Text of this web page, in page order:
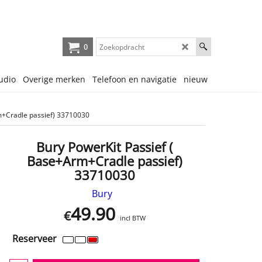
0
Overige merken Telefoon en navigatie nieuw
passief) 33710030
Bury PowerKit Passief (
Base+Arm+Cradle passief)
33710030
Bury
€49.90 incl BTW
Reserveer